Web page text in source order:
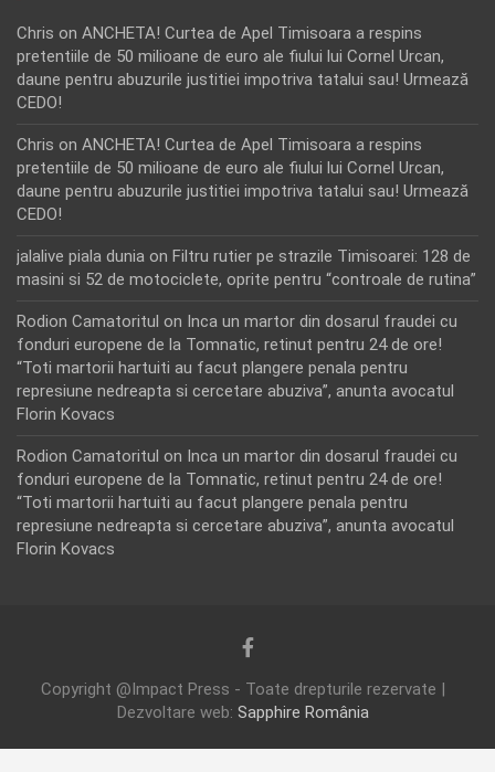
Chris on ANCHETA! Curtea de Apel Timisoara a respins
pretentiile de 50 milioane de euro ale fiului lui Cornel Urcan,
daune pentru abuzurile justitiei impotriva tatalui sau! Urmează
CEDO!
Chris on ANCHETA! Curtea de Apel Timisoara a respins
pretentiile de 50 milioane de euro ale fiului lui Cornel Urcan,
daune pentru abuzurile justitiei impotriva tatalui sau! Urmează
CEDO!
jalalive piala dunia on Filtru rutier pe strazile Timisoarei: 128 de
masini si 52 de motociclete, oprite pentru “controale de rutina”
Rodion Camatoritul on Inca un martor din dosarul fraudei cu
fonduri europene de la Tomnatic, retinut pentru 24 de ore!
“Toti martorii hartuiti au facut plangere penala pentru
represiune nedreapta si cercetare abuziva”, anunta avocatul
Florin Kovacs
Rodion Camatoritul on Inca un martor din dosarul fraudei cu
fonduri europene de la Tomnatic, retinut pentru 24 de ore!
“Toti martorii hartuiti au facut plangere penala pentru
represiune nedreapta si cercetare abuziva”, anunta avocatul
Florin Kovacs
Copyright @Impact Press - Toate drepturile rezervate |
Dezvoltare web: Sapphire România